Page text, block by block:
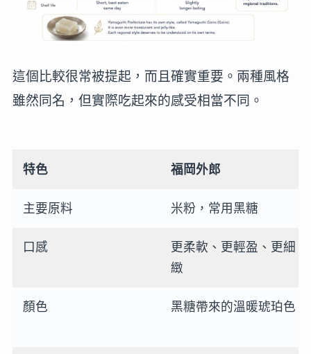
這個比較很常被提起，而且確實重要。兩種風格
雖然同名，但實際吃起來的感受相當不同。
特色 福岡外郎
主要原料 米粉，常用黑糖
口感
更柔軟、更輕盈、更細
緻
顏色 黑糖帶來的溫暖琥珀色